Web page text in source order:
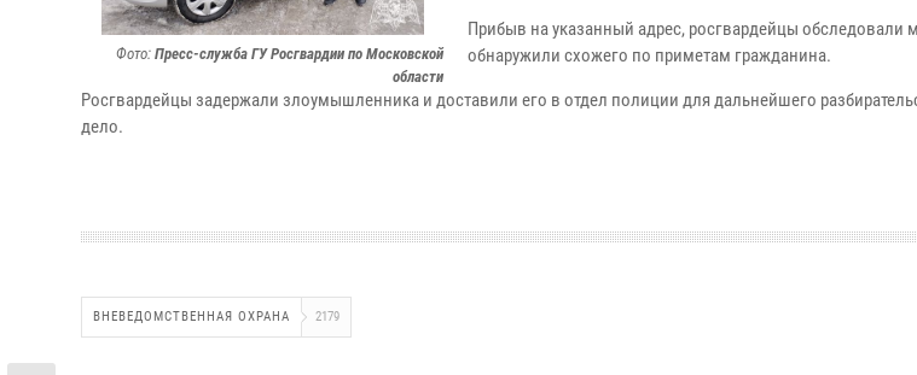
Фото: Пресс-служба ГУ Росгвардии по Московской
области
Прибыв на указанный адрес, росгвардейцы обследовали
обнаружили схожего по приметам гражданина.
Росгвардейцы задержали злоумышленника и доставили его в отдел полиции для дальнейшего
дело.
ВНЕВЕДОМСТВЕННАЯ ОХРАНА 2179